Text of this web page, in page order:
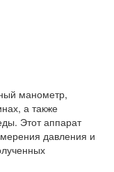
манометр,
а также
Этот аппарат
давления и